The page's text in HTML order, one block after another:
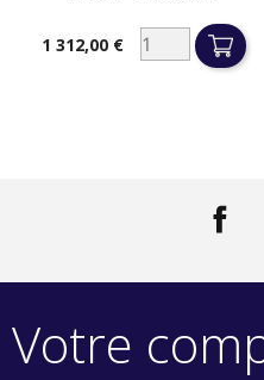
Prix1 312,00 €
Votre